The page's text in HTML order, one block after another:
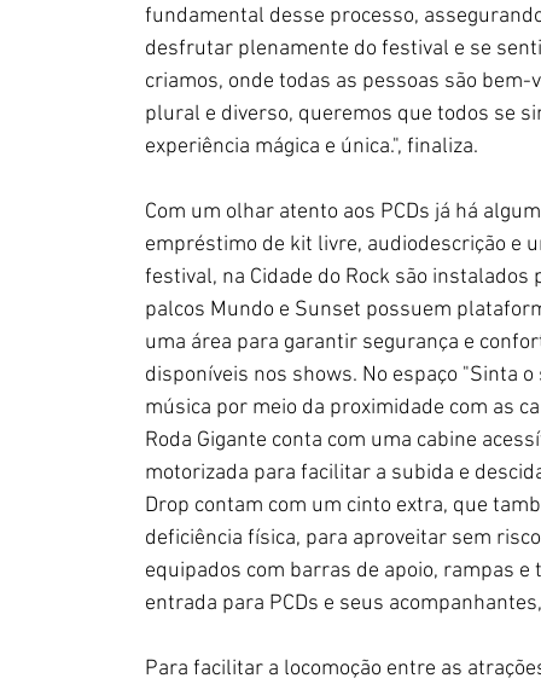
fundamental desse processo,
desfrutar plenamente do festival e se
criamos, onde todas as pessoas são
plural e diverso, queremos que todos se
experiência mágica e única.", finaliza.
Com um olhar atento aos PCDs já há
empréstimo de kit livre, audiodescrição e
festival, na Cidade do Rock são
palcos Mundo e Sunset possuem
uma área para garantir segurança e
disponíveis nos shows. No espaço "Sinta
música por meio da proximidade com as
Roda Gigante conta com uma cabine
motorizada para facilitar a subida e
Drop contam com um cinto extra, que
deficiência física, para aproveitar sem
equipados com barras de apoio, rampas
entrada para PCDs e seus
Para facilitar a locomoção entre as